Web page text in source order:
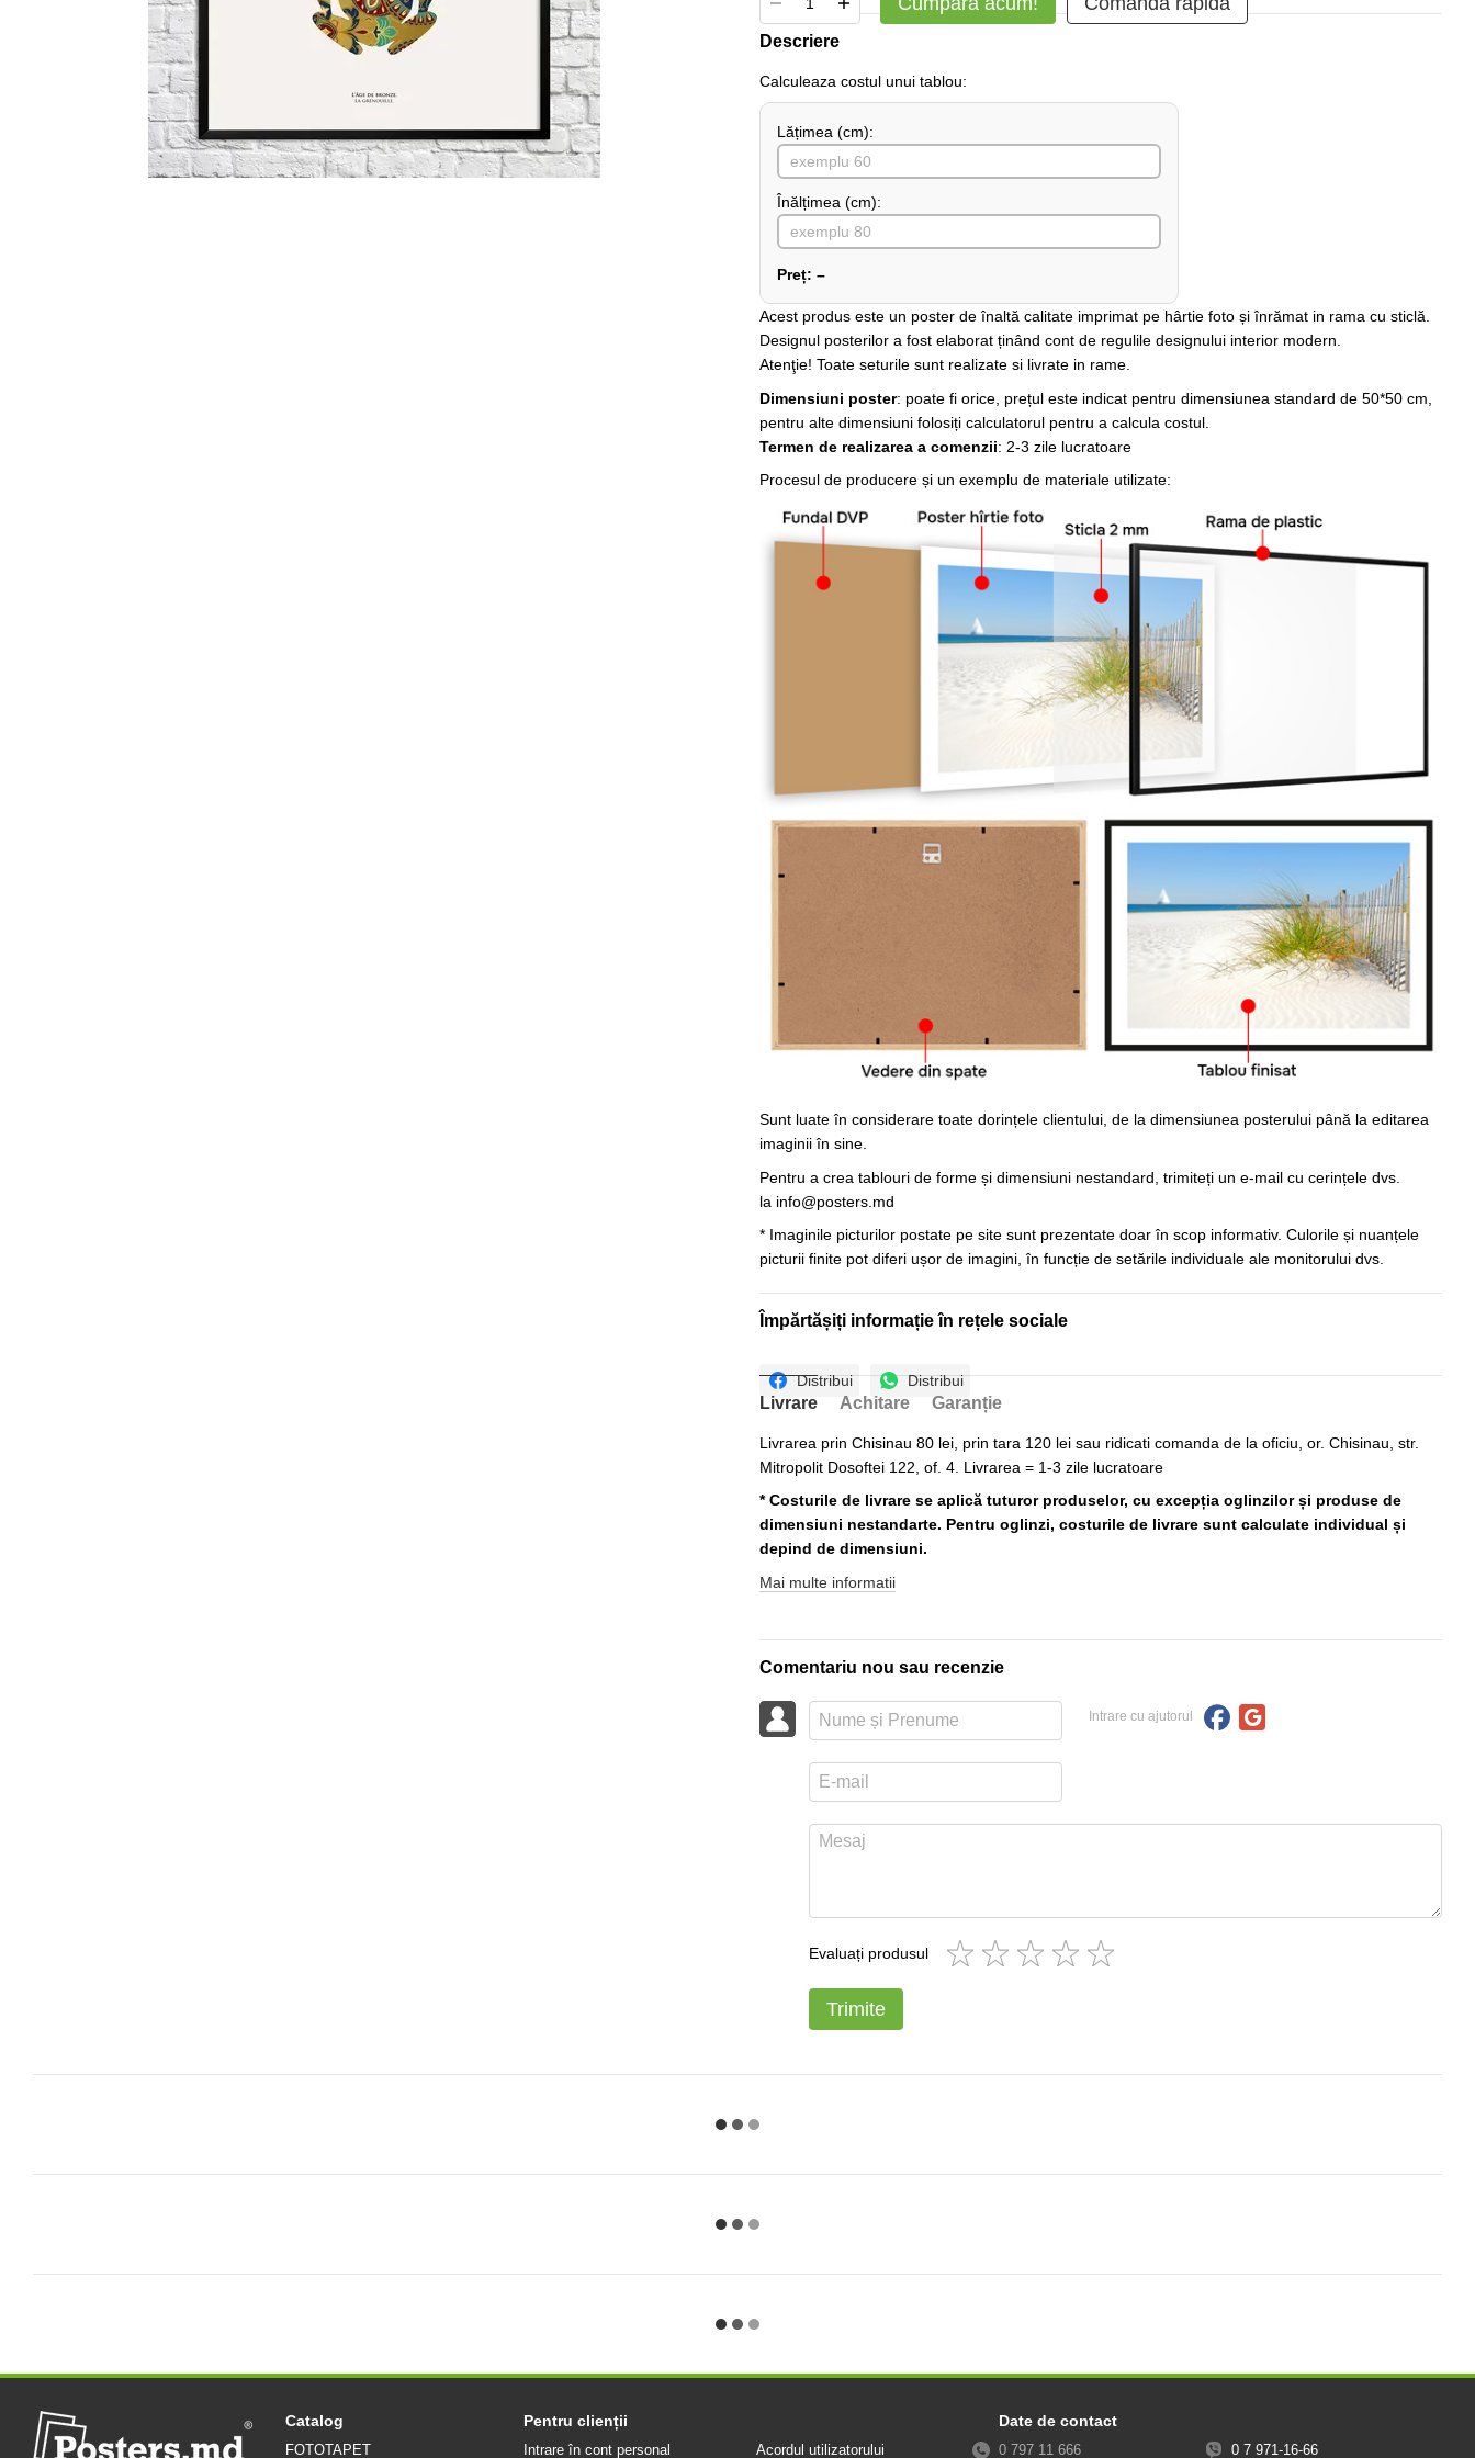
Descriere
Сalculeaza costul unui tablou:
Lățimea (сm):
Înălțimea (cm):
Preț: –
Acest produs este un poster de înaltă calitate imprimat pe hârtie foto și înrămat in rama cu sticlă.
Designul posterilor a fost elaborat ținând cont de regulile designului interior modern.
Atenţie! Toate seturile sunt realizate si livrate in rame.
Dimensiuni poster: poate fi orice, prețul este indicat pentru dimensiunea standard de 50*50 cm,
pentru alte dimensiuni folosiți calculatorul pentru a calcula costul.
Termen de realizarea a comenzii: 2-3 zile lucratoare
Procesul de producere și un exemplu de materiale utilizate:
Sunt luate în considerare toate dorințele clientului, de la dimensiunea posterului până la editarea
imaginii în sine.
Pentru a crea tablouri de forme și dimensiuni nestandard, trimiteți un e-mail cu cerințele dvs.
la info@posters.md
* Imaginile picturilor postate pe site sunt prezentate doar în scop informativ. Culorile și nuanțele
picturii finite pot diferi ușor de imagini, în funcție de setările individuale ale monitorului dvs.
Împărtășiți informație în rețele sociale
Distribui Distribui
Livrare Achitare Garanție
Livrarea prin Chisinau 80 lei, prin tara 120 lei sau ridicati comanda de la oficiu, or. Chisinau, str.
Mitropolit Dosoftei 122, of. 4. Livrarea = 1-3 zile lucratoare
* Costurile de livrare se aplică tuturor produselor, cu excepția oglinzilor și produse de
dimensiuni nestandarte. Pentru oglinzi, costurile de livrare sunt calculate individual și
depind de dimensiuni.
Mai multe informatii
Comentariu nou sau recenzie
Intrare cu ajutorul
Evaluați produsul
Trimite
Catalog
FOTOTAPET
Pentru clienții
Intrare în cont personal Acordul utilizatorului
Date de contact
0 797 11 666 0 7 971-16-66